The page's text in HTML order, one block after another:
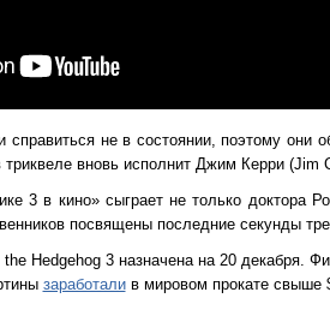
не в состоянии, поэтому
триквеле вновь исполнит Джим Керри (Jim
3 в кино» сыграет не только доктора
посвящены последние секунды
Hedgehog 3 назначена на 20
заработалив мировом прокате свыше